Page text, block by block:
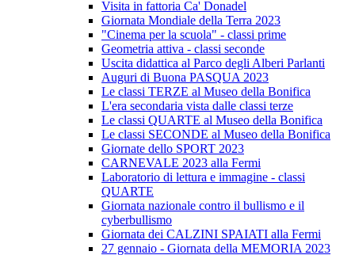
Visita in fattoria Ca' Donadel
Giornata Mondiale della Terra 2023
"Cinema per la scuola" - classi prime
Geometria attiva - classi seconde
Uscita didattica al Parco degli Alberi Parlanti
Auguri di Buona PASQUA 2023
Le classi TERZE al Museo della Bonifica
L'era secondaria vista dalle classi terze
Le classi QUARTE al Museo della Bonifica
Le classi SECONDE al Museo della Bonifica
Giornate dello SPORT 2023
CARNEVALE 2023 alla Fermi
Laboratorio di lettura e immagine - classi
QUARTE
Giornata nazionale contro il bullismo e il
cyberbullismo
Giornata dei CALZINI SPAIATI alla Fermi
27 gennaio - Giornata della MEMORIA 2023